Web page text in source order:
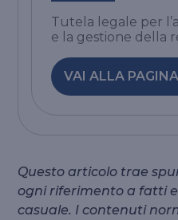
Tutela legale per
e la gestione della
VAI ALLA
Questo articolo trae
ogni riferimento a fatti
casuale. I contenuti